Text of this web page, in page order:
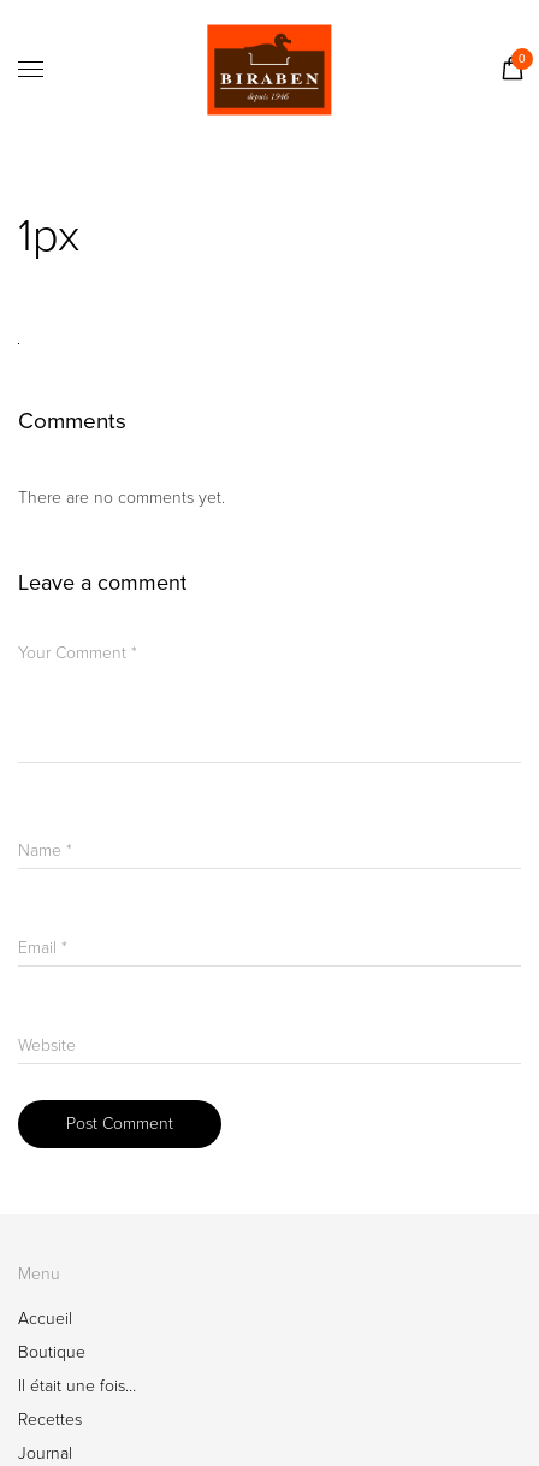
0
Contact
1px
Comments
There are no comments yet.
Leave a comment
Your Comment *
Name *
Email *
Website
Menu
Accueil
Boutique
Il était une fois…
Recettes
Journal